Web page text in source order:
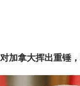
加拿大挥出重锤